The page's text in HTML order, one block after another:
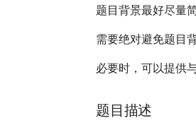
题目背景最好尽量
需要绝对避免题目
必要时，可以提供
题目描述